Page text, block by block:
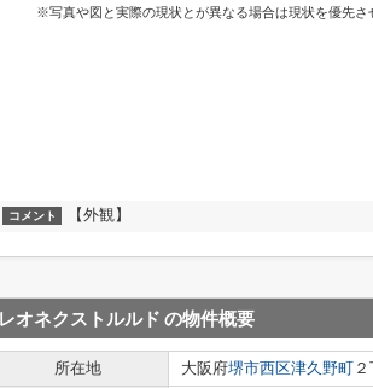
※写真や図と実際の現状とが異なる場合は現状を優先さ
コメント 【外観】
レオネクストルルド の物件概要
所在地 大阪府堺市西区津久野町